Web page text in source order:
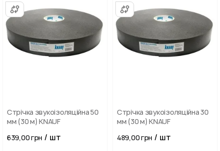
Стрічка звукоізоляційна 50
мм (30 м) KNAUF
639,00 грн / шт
Стрічка звукоізоляційна 30
мм (30 м) KNAUF
489,00 грн / шт